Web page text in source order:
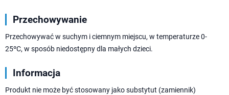
Przechowywanie
Przechowywać w suchym i ciemnym miejscu, w temperaturze 0-
25ºC, w sposób niedostępny dla małych dzieci.
Informacja
Produkt nie może być stosowany jako substytut (zamiennik)